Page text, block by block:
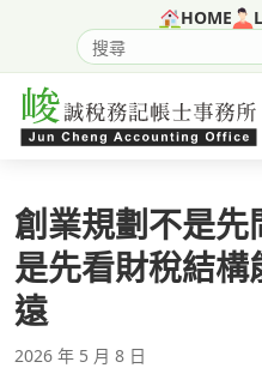
HOME
搜尋網站內容
創業規劃不是
是先看財稅結
遠
2026 年 5 月 8 日